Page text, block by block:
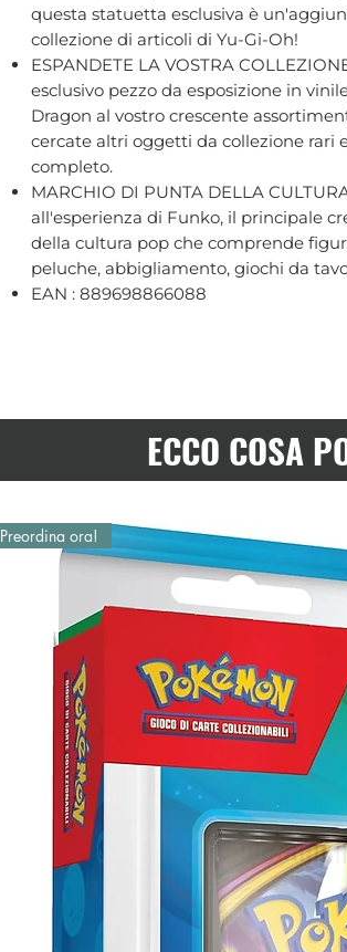
questa statuetta esclusiva è
collezione di articoli di Yu-Gi-Oh!
ESPANDETE LA VOSTRA
esclusivo pezzo da esposizione in
Dragon al vostro crescente
cercate altri oggetti da collezione rari
completo.
MARCHIO DI PUNTA DELLA
all'esperienza di Funko, il principale
della cultura pop che comprende
peluche, abbigliamento, giochi da
EAN : 889698866088
ECCO COSA
Preordina ora!